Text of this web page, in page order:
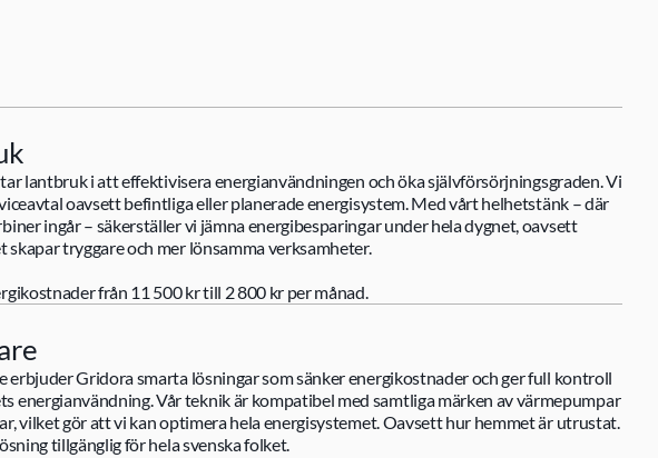
lantbruk i att effektivisera energianvändningen och öka självförsörjningsgraden. Vi
oavsett befintliga eller planerade energisystem. Med vårt helhetstänk – där
ingår – säkerställer vi jämna energibesparingar under hela dygnet, oavsett
skapar tryggare och mer lönsamma verksamheter.
från 11 500 kr till 2 800 kr per månad.
erbjuder Gridora smarta lösningar som sänker energikostnader och ger full kontroll
energianvändning. Vår teknik är kompatibel med samtliga märken av värmepumpar
vilket gör att vi kan optimera hela energisystemet. Oavsett hur hemmet är utrustat.
tillgänglig för hela svenska folket.